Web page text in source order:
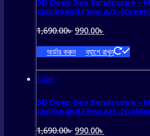
3D Deep Sea Sandscape –
Quicksand Flow Art -
1,690.00৳ Original
price
990.00৳
price
অর্ডার করুন ব্যাগে রাখুন
Sale!
3D Deep Sea Sandscape –
Quicksand Flow Art -
1,690.00৳ Original
990.00৳